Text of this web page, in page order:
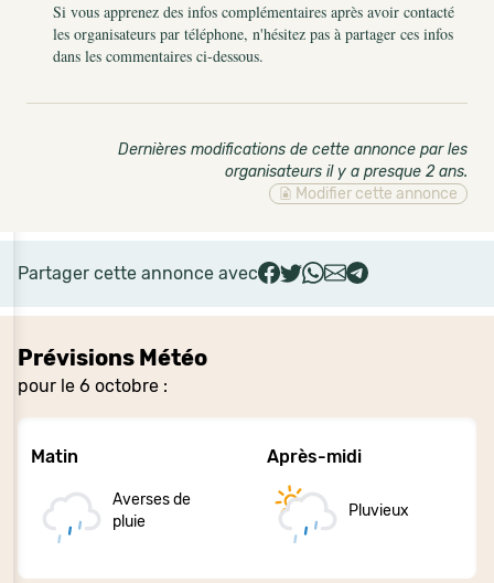
Prévisions Météo
pour le 6 octobre :
Matin
Averses de
pluie
Après-midi
Pluvieux
Si vous apprenez des infos complémentaires après avoir contacté
les organisateurs par téléphone, n'hésitez pas à partager ces infos
dans les commentaires ci-dessous.
Dernières modifications de cette annonce par les
organisateurs il y a presque 2 ans.
Modifier cette annonce
Partager cette annonce avec